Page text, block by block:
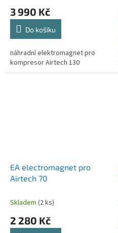
3 990 Kč
Do košíku
náhradní elektromagnet pro
kompresor Airtech 130
EA electromagnet pro
Airtech 70
Skladem (2 ks)
2 280 Kč